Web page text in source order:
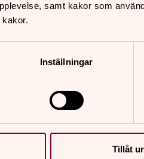
samt kakor som
Inställningar
Tillåt
eller
23 57.